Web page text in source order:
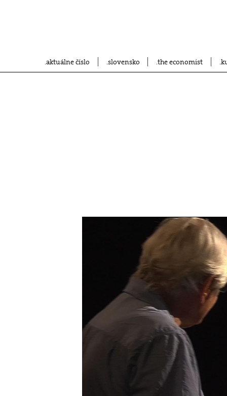
aktuálne číslo slovensko the economist